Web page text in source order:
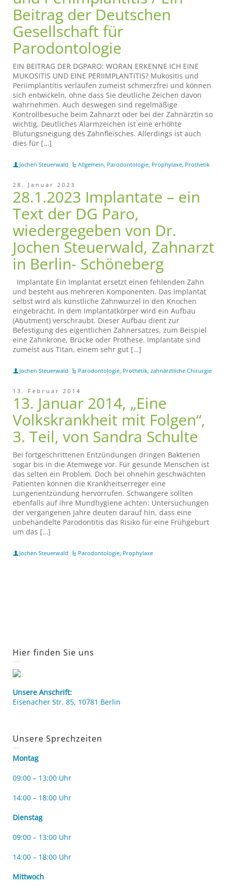
Beitrag der Deutschen
Gesellschaft für
Parodontologie
EIN BEITRAG DER DGPARO: WORAN ERKENNE ICH EINE
MUKOSITIS UND EINE PERIIMPLANTITIS? Mukositis und
Periimplantitis verlaufen zumeist schmerzfrei und können
sich entwickeln, ohne dass Sie deutliche Zeichen davon
wahrnehmen. Auch deswegen sind regelmäßige
Kontrollbesuche beim Zahnarzt oder bei der Zahnärztin so
wichtig. Deutliches Alarmzeichen ist eine erhöhte
Blutungsneigung des Zahnfleisches. Allerdings ist auch
dies für […]
Jochen Steuerwald Allgemein, Parodontologie, Prophylaxe, Prothetik
28. Januar 2023
28.1.2023 Implantate – ein
Text der DG Paro,
wiedergegeben von Dr.
Jochen Steuerwald, Zahnarzt
in Berlin- Schöneberg
Implantate Ein Implantat ersetzt einen fehlenden Zahn
und besteht aus mehreren Komponenten. Das Implantat
selbst wird als künstliche Zahnwurzel in den Knochen
eingebracht. In dem Implantatkörper wird ein Aufbau
(Abutment) verschraubt. Dieser Aufbau dient zur
Befestigung des eigentlichen Zahnersatzes, zum Beispiel
eine Zahnkrone, Brücke oder Prothese. Implantate sind
zumeist aus Titan, einem sehr gut […]
Jochen Steuerwald Parodontologie, Prothetik,zahnärztliche Chirurgie
13. Februar 2014
13. Januar 2014, „Eine
Volkskrankheit mit Folgen“,
3. Teil, von Sandra Schulte
Bei fortgeschrittenen Entzündungen dringen Bakterien
sogar bis in die Atemwege vor. Für gesunde Menschen ist
das selten ein Problem. Doch bei ohnehin geschwächten
Patienten können die Krankheitserreger eine
Lungenentzündung hervorrufen. Schwangere sollten
ebenfalls auf ihre Mundhygiene achten: Untersuchungen
der vergangenen Jahre deuten darauf hin, dass eine
unbehandelte Parodontitis das Risiko für eine Frühgeburt
um das […]
Jochen Steuerwald Parodontologie, Prophylaxe
Hier finden Sie uns
Unsere Anschrift:
Eisenacher Str. 85, 10781 Berlin
Unsere Sprechzeiten
Montag
09:00 – 13:00 Uhr
14:00 – 18:00 Uhr
Dienstag
09:00 – 13:00 Uhr
14:00 – 18:00 Uhr
Mittwoch